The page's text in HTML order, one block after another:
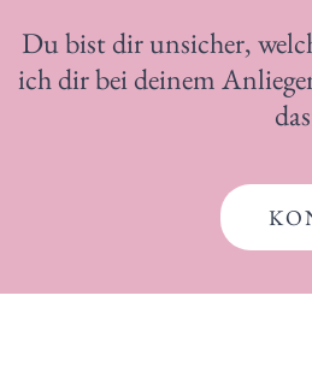
Du bist dir unsicher,
ich dir bei deinem